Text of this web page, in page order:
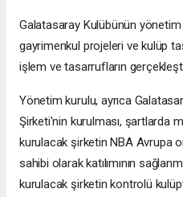
Galatasaray Kulübünün
gayrimenkul projeleri ve kulüp
işlem ve tasarrufların
Yönetim kurulu, ayrıca
Şirketi'nin kurulması, şartlarda
kurulacak şirketin NBA Avrupa
sahibi olarak katılımının
kurulacak şirketin kontrolü